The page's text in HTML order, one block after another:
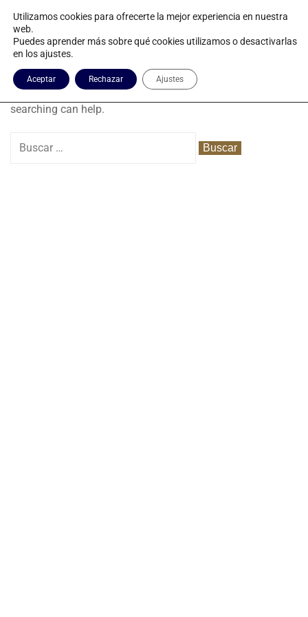
Nothing Found
It seems we can’t find what you’re looking for. Perhaps
searching can help.
Utilizamos cookies para ofrecerte la mejor experiencia en nuestra
web.
Puedes aprender más sobre qué cookies utilizamos o desactivarlas
en los ajustes.
Aceptar Rechazar Ajustes